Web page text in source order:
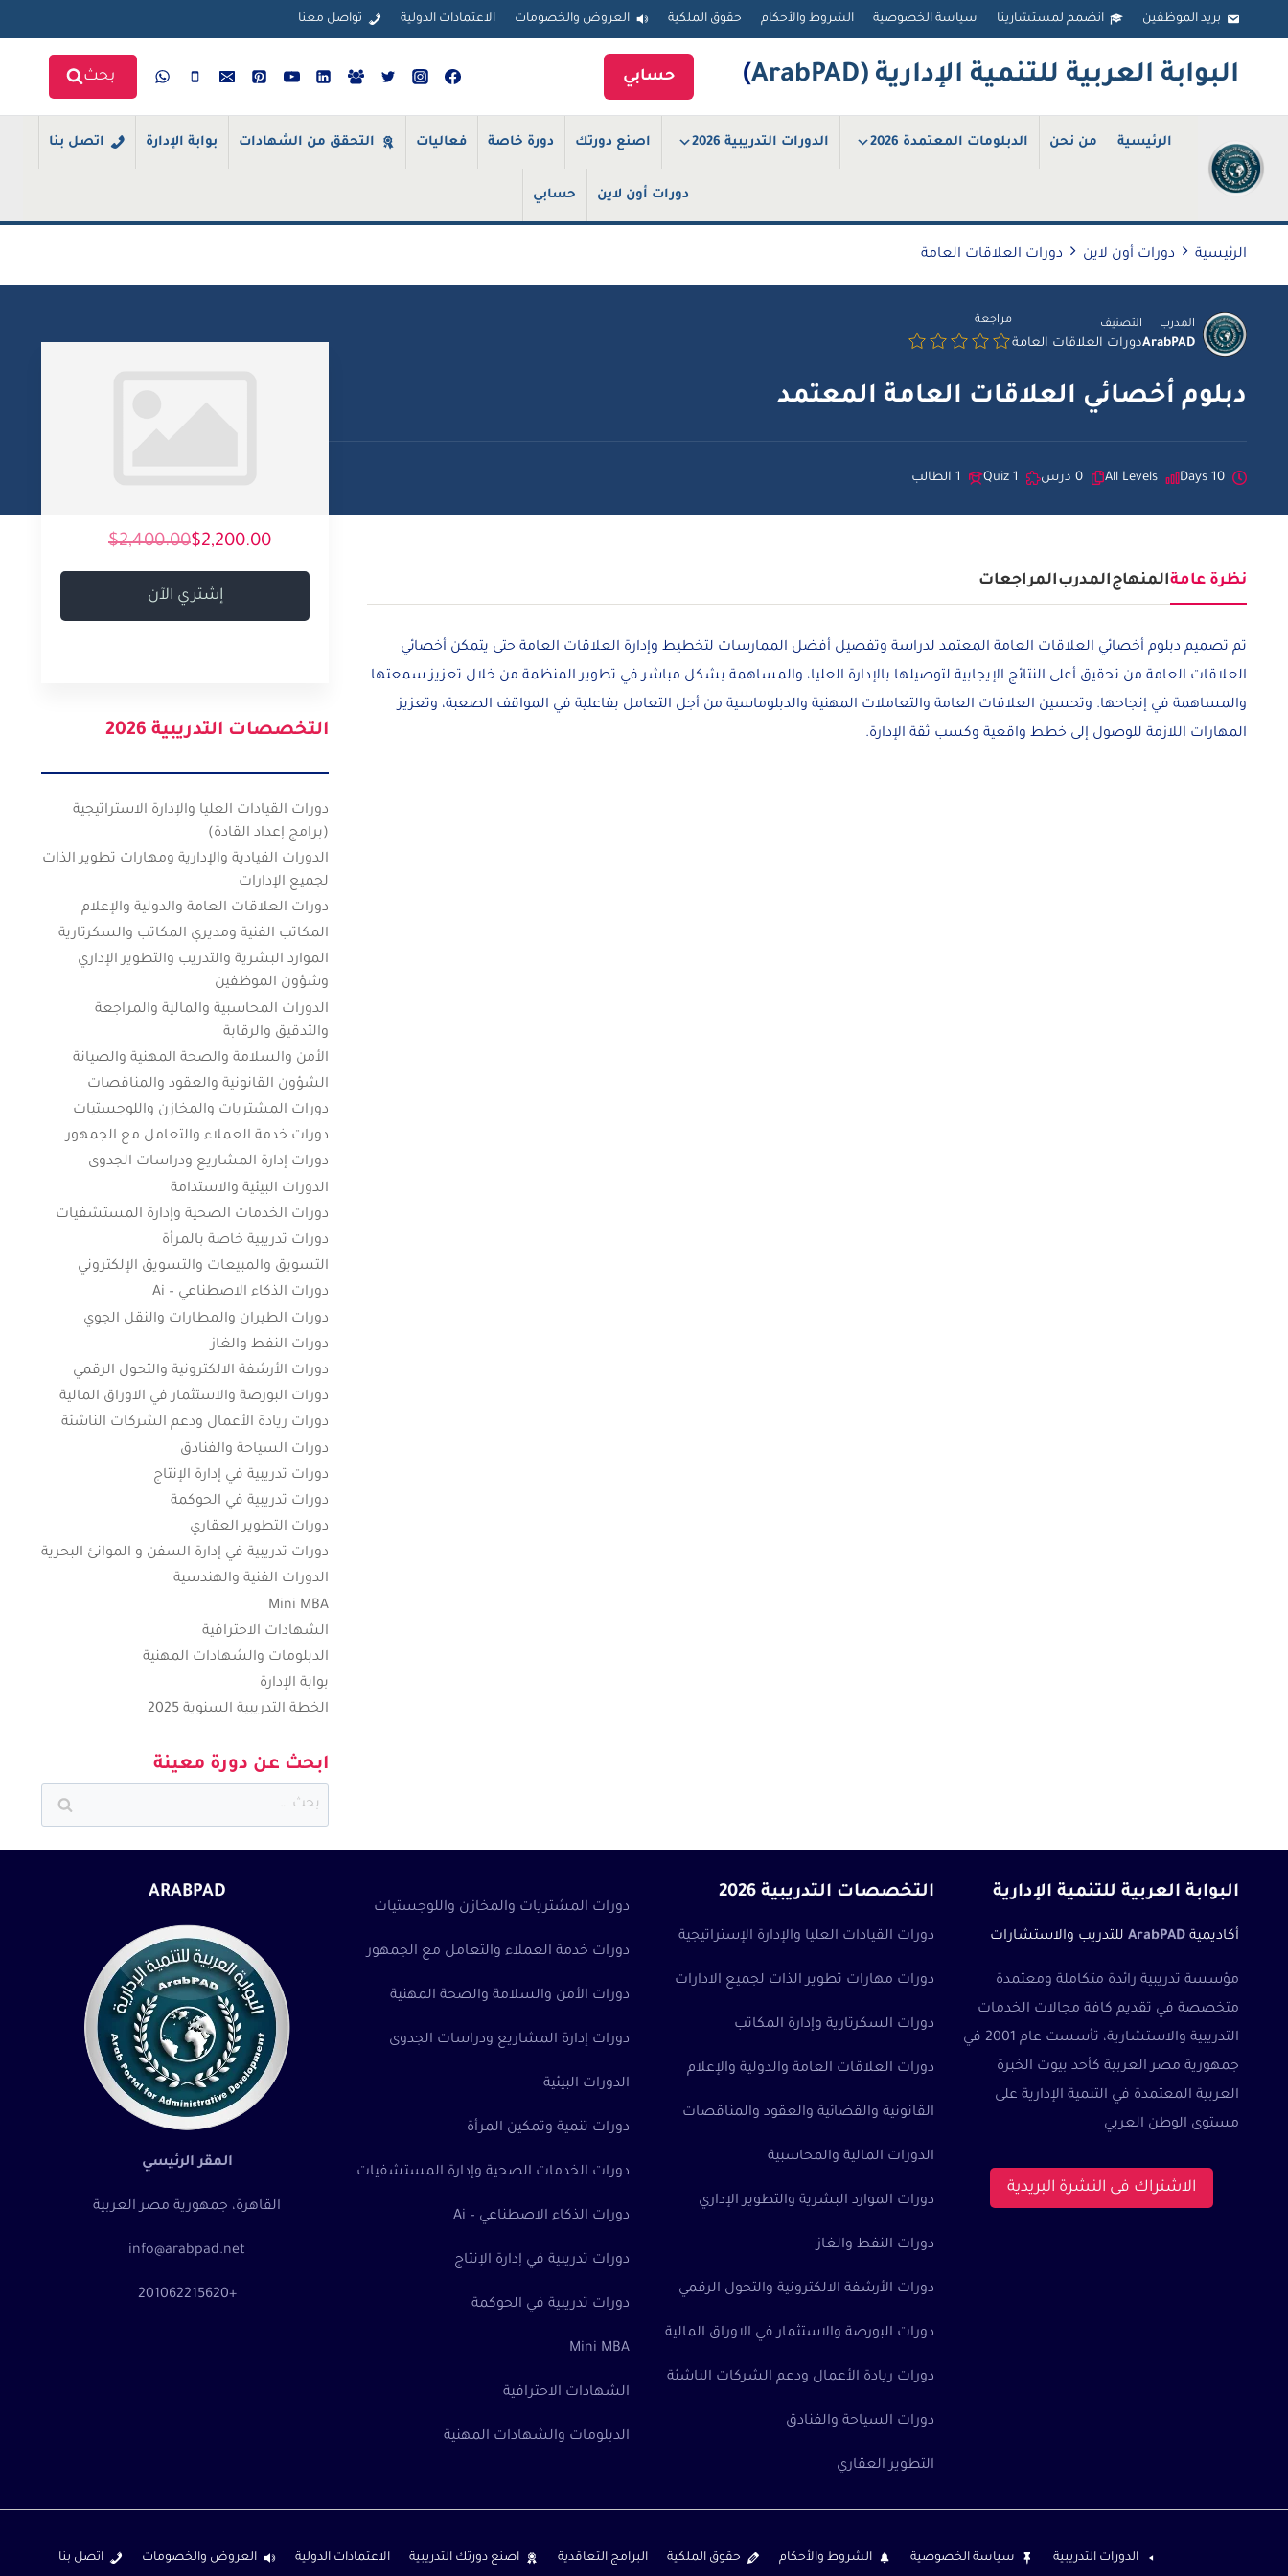
to
بريد الموظفين انضمم لمستشارينا سياسة الخصوصية الشروط والأحكام حقوق الملكية العروض والخصومات الاعتمادات الدولية تواصل معنا
البوابة العربية للتنمية الإدارية (ArabPAD ) حسابي بحث
الرئيسية من نحن الدبلومات المعتمدة 2026 الدورات التدريبية 2026 اصنع دورتك دورة خاصة فعاليات التحقق من الشهادات بوابة الإدارة اتصل بنا
دورات أون لاين حسابي
الرئيسية دورات أون لاين دورات العلاقات العامة
المدرب
ArabPAD
التصنيف
دورات العلاقات العامة
مراجعة
دبلوم أخصائي العلاقات العامة المعتمد
10 Days
All Levels 0 درس 1 Quiz 1 الطالب
نظرة عامةالمنهاجالمدربالمراجعات
تم تصميم دبلوم أخصائي العلاقات العامة المعتمد لدراسة وتفصيل أفضل الممارسات لتخطيط وإدارة العلاقات العامة حتى يتمكن أخصائي
العلاقات العامة من تحقيق أعلى النتائج الإيجابية لتوصيلها بالإدارة العليا، والمساهمة بشكل مباشر في تطوير المنظمة من خلال تعزيز سمعتها
والمساهمة في إنجاحها. وتحسين العلاقات العامة والتعاملات المهنية والدبلوماسية من أجل التعامل بفاعلية في المواقف الصعبة، وتعزيز
المهارات اللازمة للوصول إلى خطط واقعية وكسب ثقة الإدارة.
$2,400.00$2,200.00
إشتري الآن
التخصصات التدريبية 2026
دورات القيادات العليا والإدارة الاستراتيجية
(برامج إعداد القادة)
الدورات القيادية والإدارية ومهارات تطوير الذات
لجميع الإدارات
دورات العلاقات العامة والدولية والإعلام
المكاتب الفنية ومديري المكاتب والسكرتارية
الموارد البشرية والتدريب والتطوير الإداري
وشؤون الموظفين
الدورات المحاسبية والمالية والمراجعة
والتدقيق والرقابة
الأمن والسلامة والصحة المهنية والصيانة
الشؤون القانونية والعقود والمناقصات
دورات المشتريات والمخازن واللوجستيات
دورات خدمة العملاء والتعامل مع الجمهور
دورات إدارة المشاريع ودراسات الجدوى
الدورات البيئية والاستدامة
دورات الخدمات الصحية وإدارة المستشفيات
دورات تدريبية خاصة بالمرأة
التسويق والمبيعات والتسويق الإلكتروني
دورات الذكاء الاصطناعي – Ai
دورات الطيران والمطارات والنقل الجوي
دورات النفط والغاز
دورات الأرشفة الالكترونية والتحول الرقمي
دورات البورصة والاستثمار في الاوراق المالية
دورات ريادة الأعمال ودعم الشركات الناشئة
دورات السياحة والفنادق
دورات تدريبية في إدارة الإنتاج
دورات تدريبية في الحوكمة
دورات التطوير العقاري
دورات تدريبية في إدارة السفن و الموانئ البحرية
الدورات الفنية والهندسية
Mini MBA
الشهادات الاحترافية
الدبلومات والشهادات المهنية
بوابة الإدارة
الخطة التدريبية السنوية 2025
ابحث عن دورة معينة
البحث
عن:
البوابة العربية للتنمية الإدارية
أكاديمية ArabPAD للتدريب والاستشارات
مؤسسة تدريبية رائدة متكاملة ومعتمدة
متخصصة في تقديم كافة مجالات الخدمات
التدريبية والاستشارية، تأسست عام 2001 في
جمهورية مصر العربية كأحد بيوت الخبرة
العربية المعتمدة في التنمية الإدارية على
مستوى الوطن العربي
الاشتراك فى النشرة البريدية
التخصصات التدريبية 2026
دورات القيادات العليا والإدارة الإستراتيجية
دورات مهارات تطوير الذات لجميع الادارات
دورات السكرتارية وإدارة المكاتب
دورات العلاقات العامة والدولية والإعلام
القانونية والقضائية والعقود والمناقصات
الدورات المالية والمحاسبية
دورات الموارد البشرية والتطوير الإداري
دورات النفط والغاز
دورات الأرشفة الالكترونية والتحول الرقمي
دورات البورصة والاستثمار في الاوراق المالية
دورات ريادة الأعمال ودعم الشركات الناشئة
دورات السياحة والفنادق
التطوير العقاري
دورات المشتريات والمخازن واللوجستيات
دورات خدمة العملاء والتعامل مع الجمهور
دورات الأمن والسلامة والصحة المهنية
دورات إدارة المشاريع ودراسات الجدوى
الدورات البيئية
دورات تنمية وتمكين المرأة
دورات الخدمات الصحية وإدارة المستشفيات
دورات الذكاء الاصطناعي – Ai
دورات تدريبية في إدارة الإنتاج
دورات تدريبية في الحوكمة
Mini MBA
الشهادات الاحترافية
الدبلومات والشهادات المهنية
ARABPAD
المقر الرئيسي
القاهرة، جمهورية مصر العربية
info@arabpad.net
+201062215620
الدورات التدريبية سياسة الخصوصية الشروط والأحكام حقوق الملكية البرامج التعاقدية اصنع دورتك التدريبية الاعتمادات الدولية العروض والخصومات اتصل بنا